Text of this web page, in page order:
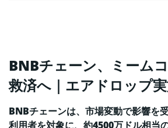
BNBチェーン、ミーム
救済へ｜エアドロップ
BNBチェーンは、市場変動で影響を
利用者を対象に、約4500万ドル相当